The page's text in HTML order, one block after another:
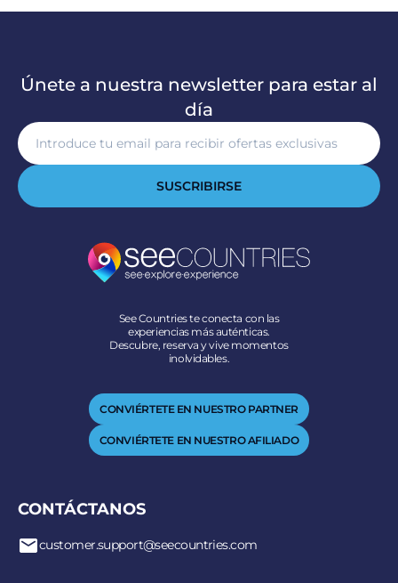
Únete a nuestra newsletter para estar al
día
SUSCRIBIRSE
See Countries te conecta con las
experiencias más auténticas.
Descubre, reserva y vive momentos
inolvidables.
CONVIÉRTETE EN NUESTRO PARTNER
CONVIÉRTETE EN NUESTRO AFILIADO
CONTÁCTANOS
customer.support@seecountries.com